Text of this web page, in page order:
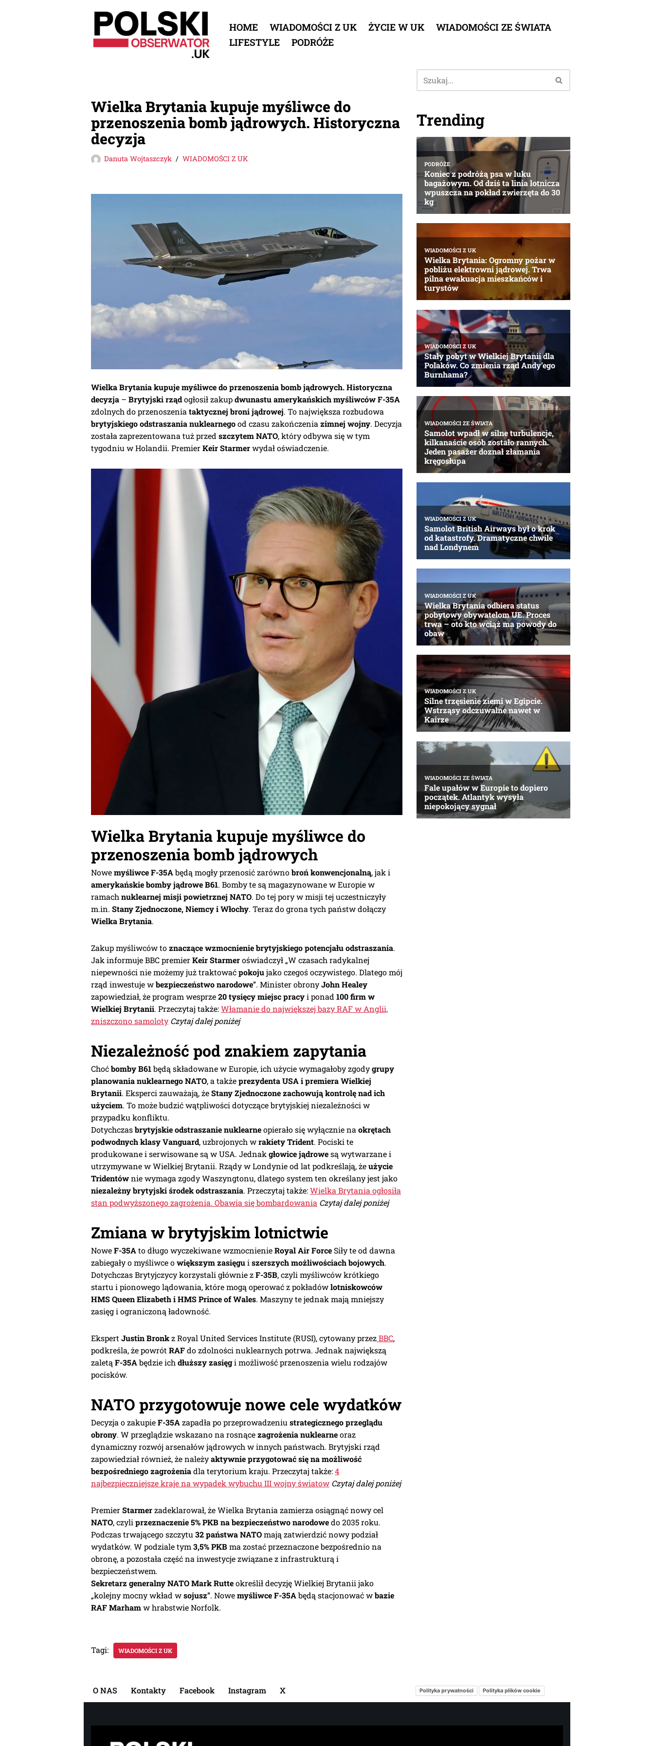
Przejdź
do
HOME WIADOMOŚCI Z UK ŻYCIE W UK
WIADOMOŚCI ZE ŚWIATA
LIFESTYLE
PODRÓŻE
Wielka Brytania kupuje myśliwce do
przenoszenia bomb jądrowych. Historyczna
decyzja
Danuta Wojtaszczyk WIADOMOŚCI Z UK
Wielka Brytania kupuje myśliwce do przenoszenia bomb jądrowych. Historyczna
decyzja – Brytyjski rządogłosił zakupdwunastu amerykańskich myśliwców F-35A
zdolnych do przenoszeniataktycznej broni jądrowej. To największa rozbudowa
brytyjskiego odstraszania nuklearnegood czasu zakończeniazimnej wojny. Decyzja
została zaprezentowana tuż przed szczytem NATO, który odbywa się w tym
tygodniu w Holandii. PremierKeir Starmerwydał oświadczenie.
Wielka Brytania kupuje myśliwce do
przenoszenia bomb jądrowych
Nowemyśliwce F-35Abędą mogły przenosić zarównobroń konwencjonalną, jak i
amerykańskie bomby jądrowe B61. Bomby te są magazynowane w Europie w
ramachnuklearnej misji powietrznej NATO. Do tej pory w misji tej uczestniczyły
m.in. Stany Zjednoczone, Niemcy i Włochy. Teraz do grona tych państw dołączy
Wielka Brytania.
Zakup myśliwców toznaczące wzmocnienie brytyjskiego potencjału odstraszania.
Jak informuje BBC premierKeir Starmeroświadczył „W czasach radykalnej
niepewności nie możemy już traktowaćpokojujako czegoś oczywistego. Dlatego mój
rząd inwestuje wbezpieczeństwo narodowe”. Minister obronyJohn Healey
zapowiedział, że program wesprze20 tysięcy miejsc pracyi ponad 100 firm w
Wielkiej Brytanii. Przeczytaj także:Włamanie do największej bazy RAF w Anglii,
zniszczono samoloty Czytaj dalej poniżej
Niezależność pod znakiem zapytania
Choćbomby B61będą składowane w Europie, ich użycie wymagałoby zgodygrupy
planowania nuklearnego NATO, a takżeprezydenta USA i premiera Wielkiej
Brytanii. Eksperci zauważają, żeStany Zjednoczone zachowują kontrolę nad ich
użyciem. To może budzić wątpliwości dotyczące brytyjskiej niezależności w
przypadku konfliktu.
Dotychczasbrytyjskie odstraszanie nuklearneopierało się wyłącznie naokrętach
podwodnych klasy Vanguard, uzbrojonych wrakiety Trident. Pociski te
produkowane i serwisowane są w USA. Jednakgłowice jądrowesą wytwarzane i
utrzymywane w Wielkiej Brytanii. Rządy w Londynie od lat podkreślają, żeużycie
Tridentównie wymaga zgody Waszyngtonu, dlatego system ten określany jest jako
niezależny brytyjski środek odstraszania. Przeczytaj także:Wielka Brytania ogłosiła
stan podwyższonego zagrożenia. Obawia się bombardowania Czytaj dalej poniżej
Zmiana w brytyjskim lotnictwie
NoweF-35Ato długo wyczekiwane wzmocnienieRoyal Air ForceSiły te od dawna
zabiegały o myśliwce owiększym zasięguiszerszych możliwościach bojowych.
Dotychczas Brytyjczycy korzystali głównie zF-35B, czyli myśliwców krótkiego
startu i pionowego lądowania, które mogą operować z pokładówlotniskowców
HMS Queen Elizabeth i HMS Prince of Wales. Maszyny te jednak mają mniejszy
zasięg i ograniczoną ładowność.
EkspertJustin Bronkz Royal United Services Institute (RUSI), cytowany przezBBC,
podkreśla, że powrótRAFdo zdolności nuklearnych potrwa. Jednak największą
zaletąF-35Abędzie ichdłuższy zasięgi możliwość przenoszenia wielu rodzajów
pocisków.
NATO przygotowuje nowe cele wydatków
Decyzja o zakupieF-35Azapadła po przeprowadzeniustrategicznego przeglądu
obrony. W przeglądzie wskazano na rosnącezagrożenia nuklearneoraz
dynamiczny rozwój arsenałów jądrowych w innych państwach. Brytyjski rząd
zapowiedział również, że należyaktywnie przygotować się na możliwość
bezpośredniego zagrożeniadla terytorium kraju. Przeczytaj także:4
najbezpieczniejsze kraje na wypadek wybuchu III wojny światow Czytaj dalej poniżej
PremierStarmerzadeklarował, że Wielka Brytania zamierza osiągnąć nowy cel
NATO, czyliprzeznaczenie 5% PKB na bezpieczeństwo narodowedo 2035 roku.
Podczas trwającego szczytu32 państwa NATOmają zatwierdzić nowy podział
wydatków. W podziale tym3,5% PKBma zostać przeznaczone bezpośrednio na
obronę, a pozostała część na inwestycje związane z infrastrukturą i
bezpieczeństwem.
Sekretarz generalny NATO Mark Rutteokreślił decyzję Wielkiej Brytanii jako
„kolejny mocny wkład wsojusz”. Nowemyśliwce F-35Abędą stacjonować wbazie
RAF Marhamw hrabstwie Norfolk.
Tagi: WIADOMOŚCI Z UK
Trending
O NAS Kontakty Facebook Instagram X Polityka prywatności Polityka plików cookie